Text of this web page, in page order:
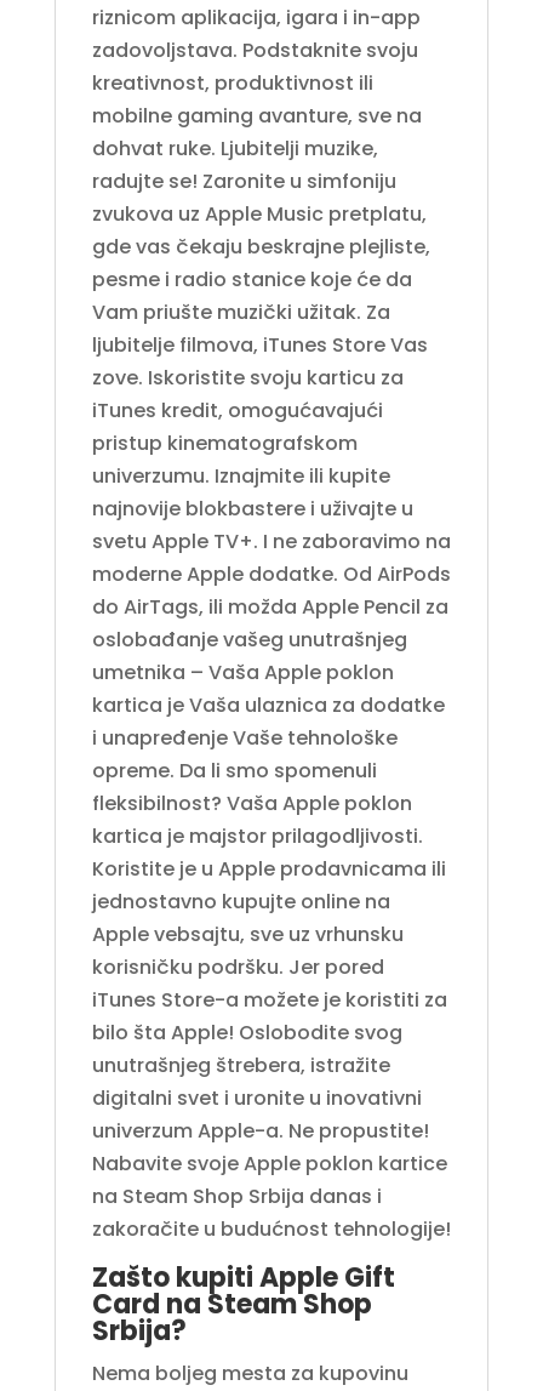
riznicom aplikacija, igara i in-app
zadovoljstava. Podstaknite svoju
kreativnost, produktivnost ili
mobilne gaming avanture, sve na
dohvat ruke. Ljubitelji muzike,
radujte se! Zaronite u simfoniju
zvukova uz Apple Music pretplatu,
gde vas čekaju beskrajne plejliste,
pesme i radio stanice koje će da
Vam priušte muzički užitak. Za
ljubitelje filmova, iTunes Store Vas
zove. Iskoristite svoju karticu za
iTunes kredit, omogućavajući
pristup kinematografskom
univerzumu. Iznajmite ili kupite
najnovije blokbastere i uživajte u
svetu Apple TV+. I ne zaboravimo na
moderne Apple dodatke. Od AirPods
do AirTags, ili možda Apple Pencil za
oslobađanje vašeg unutrašnjeg
umetnika – Vaša Apple poklon
kartica je Vaša ulaznica za dodatke
i unapređenje Vaše tehnološke
opreme. Da li smo spomenuli
fleksibilnost? Vaša Apple poklon
kartica je majstor prilagodljivosti.
Koristite je u Apple prodavnicama ili
jednostavno kupujte online na
Apple vebsajtu, sve uz vrhunsku
korisničku podršku. Jer pored
iTunes Store-a možete je koristiti za
bilo šta Apple! Oslobodite svog
unutrašnjeg štrebera, istražite
digitalni svet i uronite u inovativni
univerzum Apple-a. Ne propustite!
Nabavite svoje Apple poklon kartice
na Steam Shop Srbija danas i
zakoračite u budućnost tehnologije!
Zašto kupiti Apple Gift
Card na Steam Shop
Srbija?
Nema boljeg mesta za kupovinu